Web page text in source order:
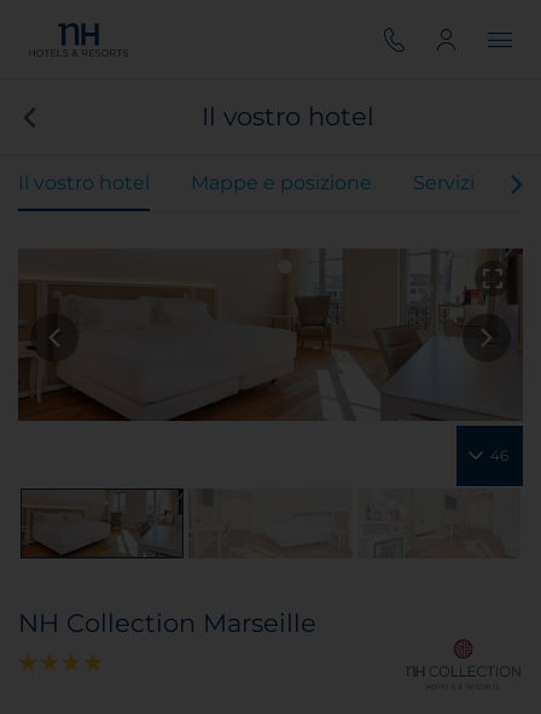
Il vostro hotel
Il vostro hotel Mappe e posizione Servizi
46
NH Collection Marseille